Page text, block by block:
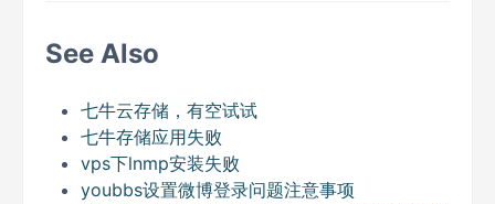
See Also
七牛云存储，有空试试
七牛存储应用失败
vps下lnmp安装失败
youbbs设置微博登录问题注意事项